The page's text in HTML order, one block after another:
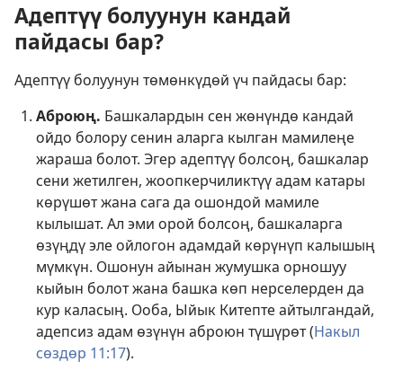
Адептүү болуунун кандай
пайдасы бар?
Адептүү болуунун төмөнкүдөй үч пайдасы бар:
Аброюң. Башкалардын сен жөнүндө кандай
ойдо болору сенин аларга кылган мамилеңе
жараша болот. Эгер адептүү болсоң, башкалар
сени жетилген, жоопкерчиликтүү адам катары
көрүшөт жана сага да ошондой мамиле
кылышат. Ал эми орой болсоң, башкаларга
өзүңдү эле ойлогон адамдай көрүнүп калышың
мүмкүн. Ошонун айынан жумушка орношуу
кыйын болот жана башка көп нерселерден да
кур каласың. Ооба, Ыйык Китепте айтылгандай,
адепсиз адам өзүнүн аброюн түшүрөт (Накыл
сөздөр 11:17).